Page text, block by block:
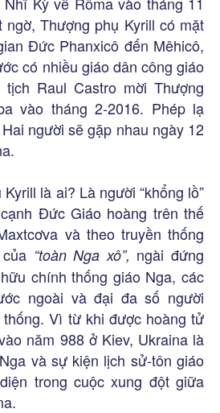
ngờ, Thượng phụ Kyrill có mặt
Đức Phanxicô đến Mêhicô,
có nhiều giáo dân công giáo
Raul Castro mời Thượng
vào tháng 2-2016. Phép lạ
người sẽ gặp nhau ngày 12
là ai? Là người “khổng lồ”
Đức Giáo hoàng trên thế
và theo truyền thống
“toàn Nga xô”, ngài đứng
chính thống giáo Nga, các
ngoài và đại đa số người
Vì từ khi được hoàng tử
năm 988 ở Kiev, Ukraina là
và sự kiện lịch sử-tôn giáo
trong cuộc xung đột giữa